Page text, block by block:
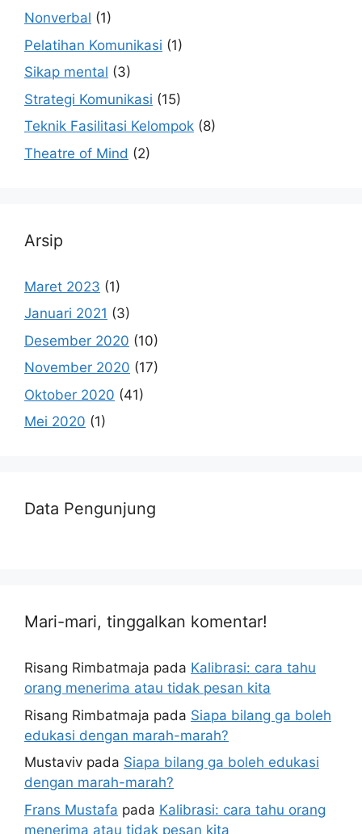
Nonverbal (1)
Pelatihan Komunikasi (1)
Sikap mental (3)
Strategi Komunikasi (15)
Teknik Fasilitasi Kelompok (8)
Theatre of Mind (2)
Arsip
Maret 2023 (1)
Januari 2021 (3)
Desember 2020 (10)
November 2020 (17)
Oktober 2020 (41)
Mei 2020 (1)
Data Pengunjung
Mari-mari, tinggalkan komentar!
Risang Rimbatmaja pada Kalibrasi: cara tahu
orang menerima atau tidak pesan kita
Risang Rimbatmaja pada Siapa bilang ga boleh
edukasi dengan marah-marah?
Mustaviv pada Siapa bilang ga boleh edukasi
dengan marah-marah?
Frans Mustafa pada Kalibrasi: cara tahu orang
menerima atau tidak pesan kita